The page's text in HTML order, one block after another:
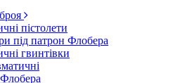
пістолети
під патрон Флобера
гвинтівки